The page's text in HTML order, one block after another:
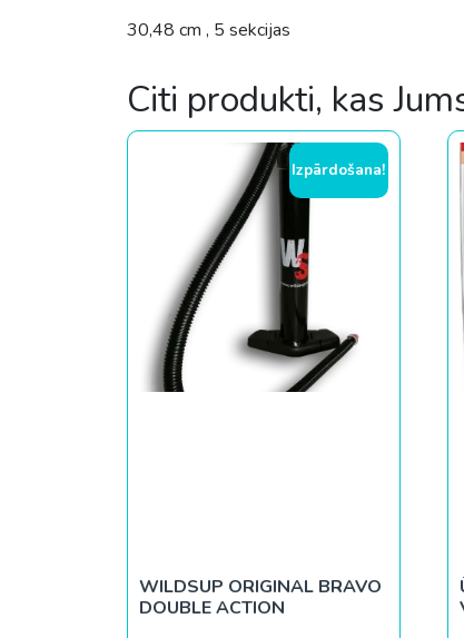
30,48 cm , 5 sekcijas
Citi produkti, kas
Izpārdošana!
WILDSUP ORIGINAL BRAVO
DOUBLE ACTION